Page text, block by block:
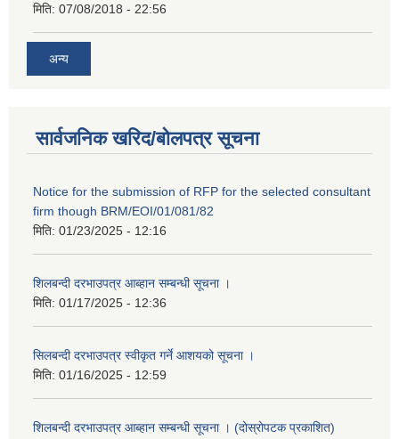
मिति: 07/08/2018 - 22:56
अन्य
सार्वजनिक खरिद/बोलपत्र सूचना
Notice for the submission of RFP for the selected consultant
firm though BRM/EOI/01/081/82
मिति: 01/23/2025 - 12:16
शिलबन्दी दरभाउपत्र आब्हान सम्बन्धी सूचना ।
मिति: 01/17/2025 - 12:36
सिलबन्दी दरभाउपत्र स्वीकृत गर्ने आशयको सूचना ।
मिति: 01/16/2025 - 12:59
शिलबन्दी दरभाउपत्र आब्हान सम्बन्धी सूचना । (दोस्रोपटक प्रकाशित)